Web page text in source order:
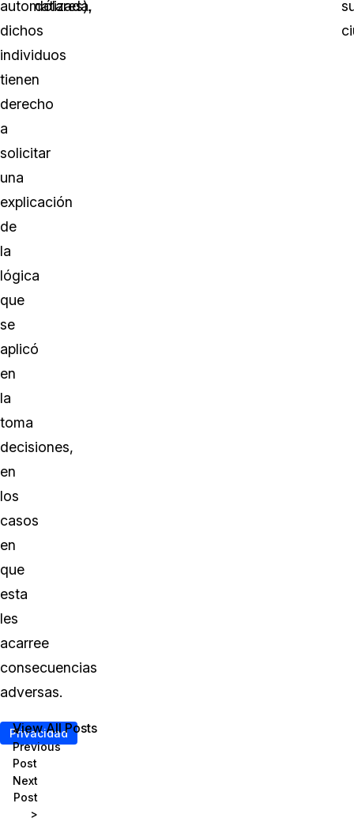
automatizada,
dichos
individuos
tienen
derecho
a
solicitar
una
explicación
de
la
lógica
que
se
aplicó
en
la
toma
decisiones,
en
los
casos
en
que
esta
les
acarree
consecuencias
adversas.
dólares).
Privacidad
<
Previous
Post
Next
Post
>
View All Posts